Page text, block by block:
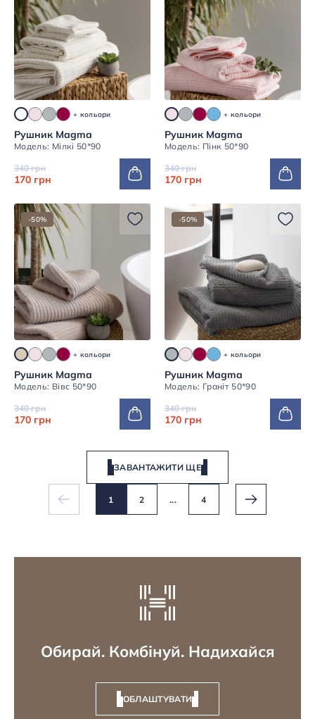
+ кольори
Рушник Magma
Модель: Мілкі 50*90
340 грн
170 грн
+ кольори
Рушник Magma
Модель: Пінк 50*90
340 грн
170 грн
-50%
+ кольори
Рушник Magma
Модель: Вівс 50*90
340 грн
170 грн
-50%
+ кольори
Рушник Magma
Модель: Граніт 50*90
340 грн
170 грн
ЗАВАНТАЖИТИ ЩЕ
1 2 ... 4
Обирай. Комбінуй. Надихайся
ОБЛАШТУВАТИ